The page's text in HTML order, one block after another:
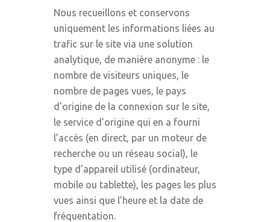
Nous recueillons et conservons
uniquement les informations liées au
trafic sur le site via une solution
analytique, de manière anonyme : le
nombre de visiteurs uniques, le
nombre de pages vues, le pays
d’origine de la connexion sur le site,
le service d’origine qui en a fourni
l’accès (en direct, par un moteur de
recherche ou un réseau social), le
type d’appareil utilisé (ordinateur,
mobile ou tablette), les pages les plus
vues ainsi que l’heure et la date de
fréquentation.